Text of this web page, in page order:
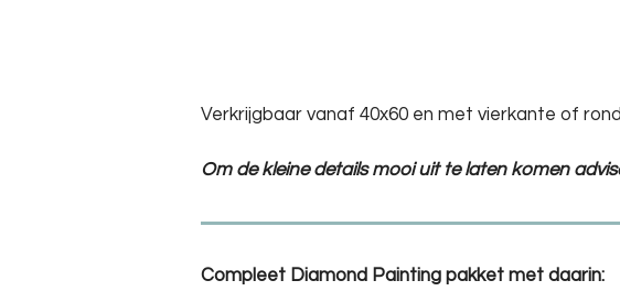
Verkrijgbaar vanaf 40x60 en met vierkante of
Om de kleine details mooi uit te laten komen
Compleet Diamond Painting pakket met daarin: